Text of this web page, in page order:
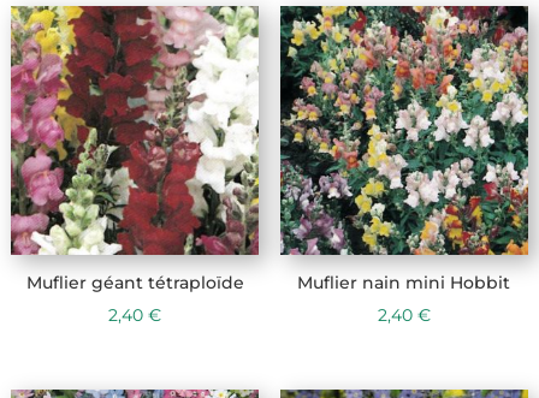
Muflier géant tétraploïde
2,40€
Muflier nain mini Hobbit
2,40 €